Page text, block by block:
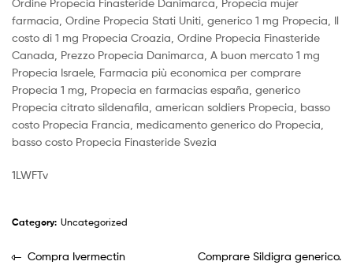
farmacia, Ordine Propecia Stati Uniti, generico 1 mg Propecia, Il
costo di 1 mg Propecia Croazia, Ordine Propecia Finasteride
Canada, Prezzo Propecia Danimarca, A buon mercato 1 mg
Propecia Israele, Farmacia più economica per comprare
Propecia 1 mg, Propecia en farmacias españa, generico
Propecia citrato sildenafila, american soldiers Propecia, basso
costo Propecia Francia, medicamento generico do Propecia,
basso costo Propecia Finasteride Svezia
1LWFTv
Category: Uncategorized
Compra Ivermectin
Comprare Sildigra generico.